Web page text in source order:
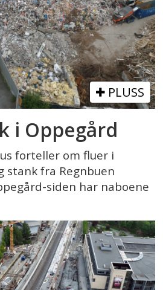
PLUSS
i Oppegård
forteller om fluer i
stank fra Regnbuen
siden har naboene